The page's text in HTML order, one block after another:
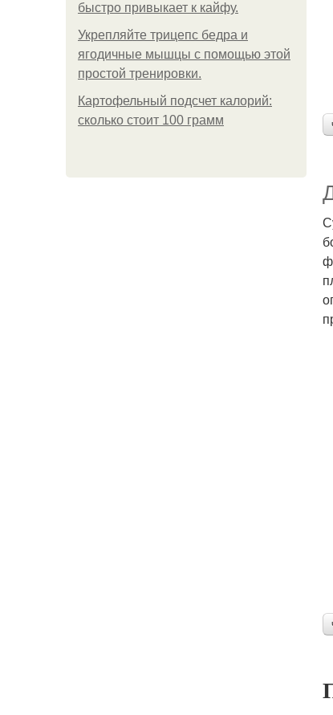
быстро привыкает к кайфу.
Укрепляйте трицепс бедра и
ягодичные мышцы с помощью этой
простой тренировки.
Картофельный подсчет калорий:
сколько стоит 100 грамм